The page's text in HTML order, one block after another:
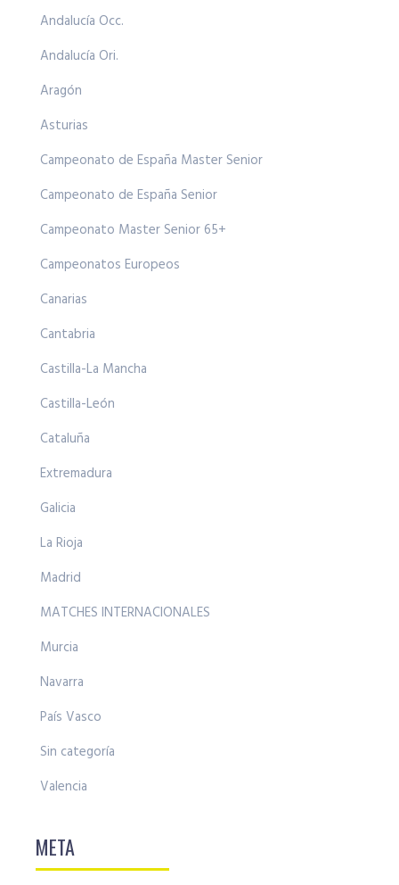
Andalucía Occ.
Andalucía Ori.
Aragón
Asturias
Campeonato de España Master Senior
Campeonato de España Senior
Campeonato Master Senior 65+
Campeonatos Europeos
Canarias
Cantabria
Castilla-La Mancha
Castilla-León
Cataluña
Extremadura
Galicia
La Rioja
Madrid
MATCHES INTERNACIONALES
Murcia
Navarra
País Vasco
Sin categoría
Valencia
META